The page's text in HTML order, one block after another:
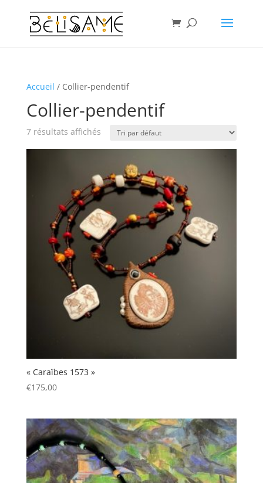
Accueil / Collier-pendentif
Collier-pendentif
7 résultats affichés
« Caraïbes 1573 »
€175,00